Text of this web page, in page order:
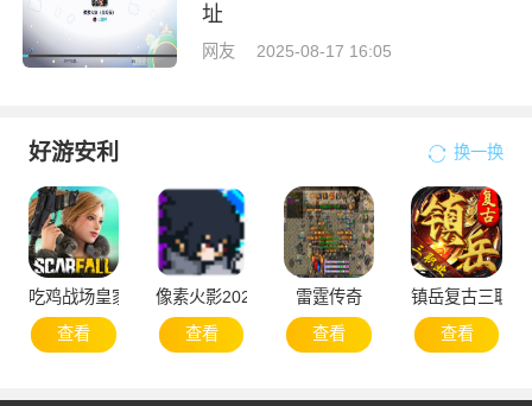
址
网友 2025-08-17 16:05
好游安利 换一换
吃鸡战场皇家大战
查看
像素火影2025次世代1.20版本
查看
雷霆传奇
查看
镇岳复古三职业
查看